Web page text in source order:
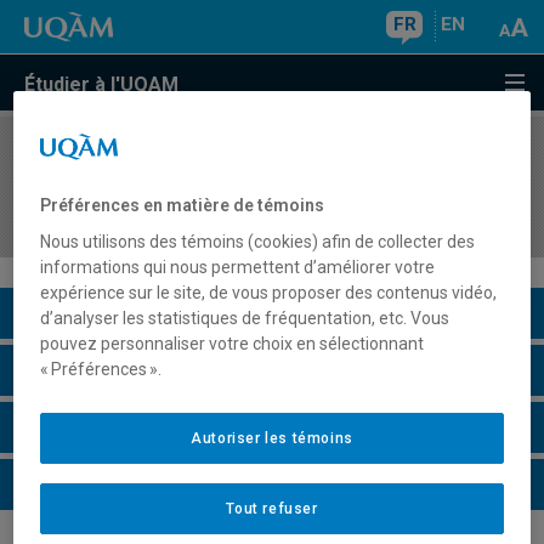
FR EN
Étudier à l'UQAM
COURS//
et prospective
Description du cours
Horaire - Été 2026
Horaire - Automne 2026
Horaire - Hiver 2027
Préférences en matière de témoins
Nous utilisons des témoins (cookies) afin de collecter des
informations qui nous permettent d’améliorer votre
expérience sur le site, de vous proposer des contenus vidéo,
d’analyser les statistiques de fréquentation, etc. Vous
pouvez personnaliser votre choix en sélectionnant
« Préférences ».
Tout refuser
Autoriser les témoins